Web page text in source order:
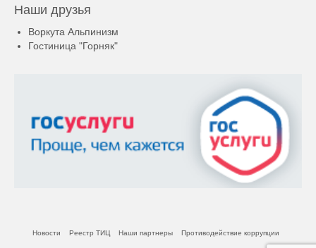
Наши друзья
Воркута Альпинизм
Гостиница "Горняк"
Новости Реестр ТИЦ Наши партнеры Противодействие коррупции